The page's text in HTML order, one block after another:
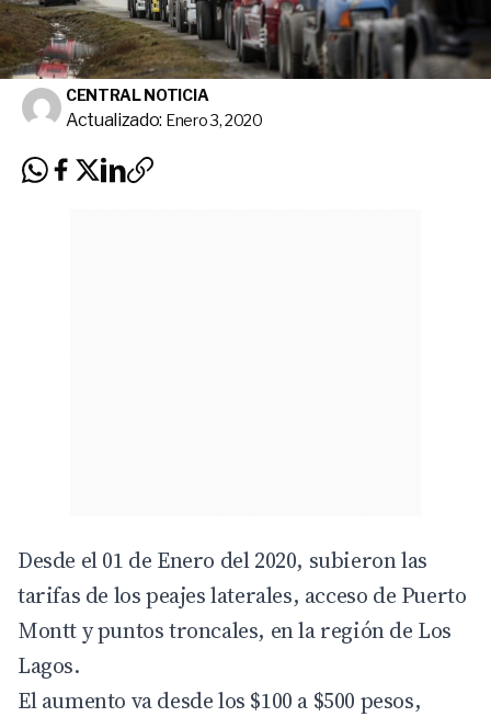
CENTRAL NOTICIA
Actualizado: Enero 3, 2020
Desde el 01 de Enero del 2020, subieron las
tarifas de los peajes laterales, acceso de Puerto
Montt y puntos troncales, en la región de Los
Lagos.
El aumento va desde los $100 a $500 pesos,